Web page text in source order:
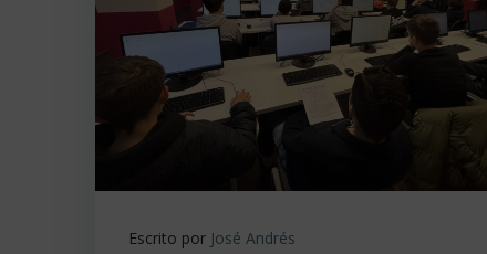
Escrito por José Andrés